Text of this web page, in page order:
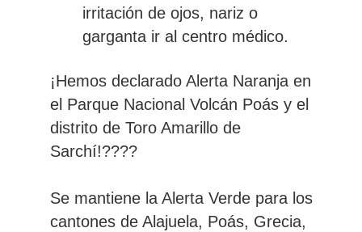
irritación de ojos, nariz o
garganta ir al centro médico.
¡Hemos declarado Alerta Naranja en
el Parque Nacional Volcán Poás y el
distrito de Toro Amarillo de
Sarchí!????
Se mantiene la Alerta Verde para los
cantones de Alajuela, Poás, Grecia,